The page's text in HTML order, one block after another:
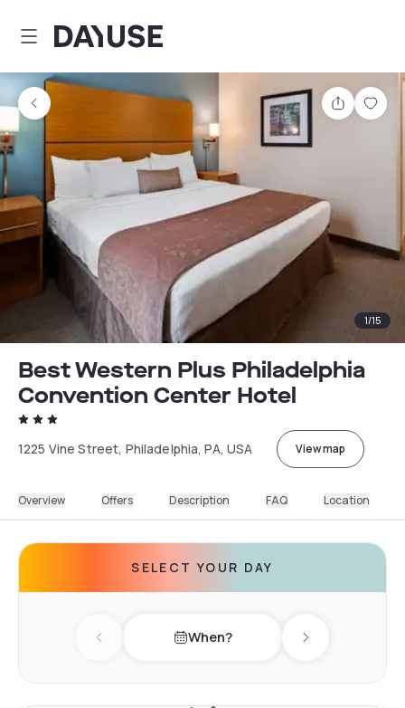
Dayuse
Share
1/15
Best Western Plus Philadelphia
Convention Center Hotel
1225 Vine Street, Philadelphia, PA, USA View map
Overview Offers Description FAQ Location
SELECT YOUR DAY
Previous day When? Next day